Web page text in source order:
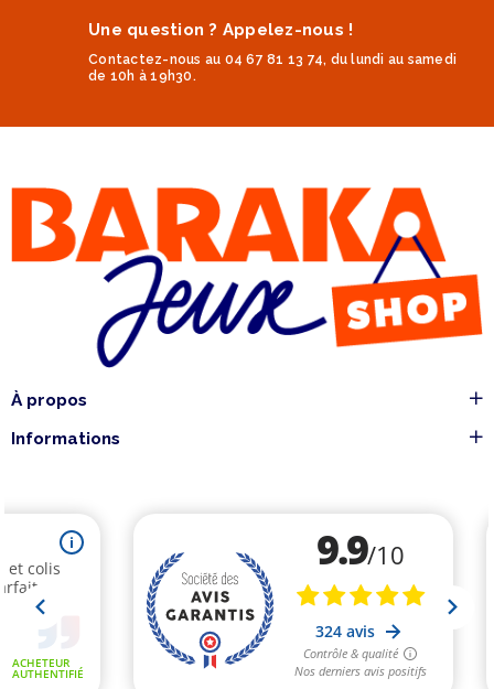
Une question ? Appelez-nous !
Contactez-nous au 04 67 81 13 74, du lundi au samedi
de 10h à 19h30.
À propos
Informations